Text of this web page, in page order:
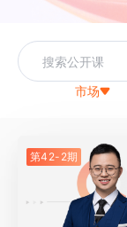
市场
第42-2期